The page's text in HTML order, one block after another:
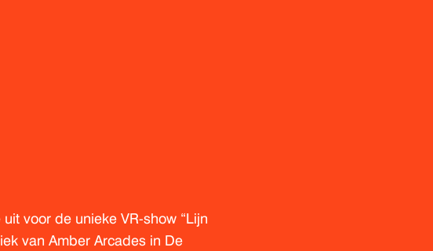
voor de unieke VR-show “Lijn
van Amber Arcades in De